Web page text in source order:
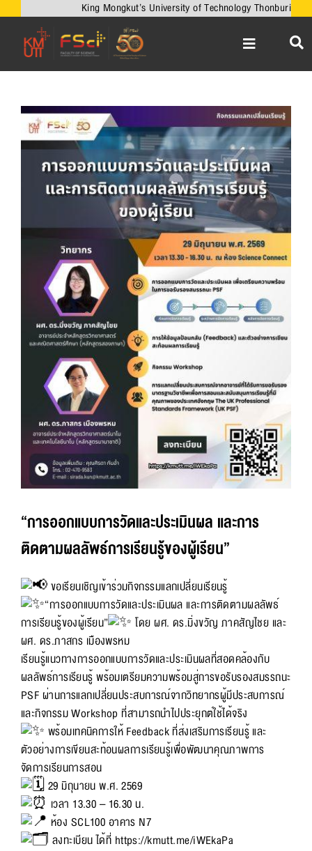
content
King Mongkut’s University of Technology Thonburi
Toggle
Navigation
หน้าหลัก
เกี่ยวกับคณะ
วิชาการ
งานวิจัยและนวัตกรรม
เครือข่ายความร่วมมือ
บริการวิชาการ
ความร่วมมือกับต่างประเทศ
ข่าวและกิจกรรม
Larger
Image
“การออกแบบการวัดและประเมินผล และการ
ติดตามผลลัพธ์การเรียนรู้ของผู้เรียน”
ขอเรียนเชิญเข้าร่วมกิจกรรมแลกเปลี่ยนเรียนรู้
“การออกแบบการวัดและประเมินผล และการติดตามผลลัพธ์
การเรียนรู้ของผู้เรียน”
โดย ผศ. ดร.มิ่งขวัญ ภาคสัญไชย และ
ผศ. ดร.ภาสกร เมืองพรหม
เรียนรู้แนวทางการออกแบบการวัดและประเมินผลที่สอดคล้องกับ
ผลลัพธ์การเรียนรู้ พร้อมเตรียมความพร้อมสู่การขอรับรองสมรรถนะ
PSF ผ่านการแลกเปลี่ยนประสบการณ์จากวิทยากรผู้มีประสบการณ์
และกิจกรรม Workshop ที่สามารถนำไปประยุกต์ใช้ได้จริง
พร้อมเทคนิคการให้ Feedback ที่ส่งเสริมการเรียนรู้ และ
ตัวอย่างการเขียนสะท้อนผลการเรียนรู้เพื่อพัฒนาคุณภาพการ
จัดการเรียนการสอน
29 มิถุนายน พ.ศ. 2569
เวลา 13.30 – 16.30 น.
ห้อง SCL100 อาคาร N7
ลงทะเบียน ได้ที่ https://kmutt.me/iWEkaPa